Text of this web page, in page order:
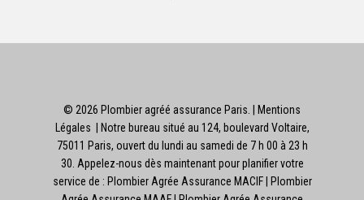
© 2026 Plombier agréé assurance Paris. |
Mentions
Légales | Notre bureau situé au 124, boulevard Voltaire,
75011 Paris, ouvert du lundi au samedi de 7 h 00 à 23 h
30. Appelez-nous dès maintenant pour planifier votre
service de : Plombier Agrée Assurance MACIF
| Plombier